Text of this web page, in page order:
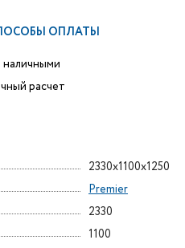
ОПЛАТЫ
расчет
2330x1100x1250
Premier
2330
1100